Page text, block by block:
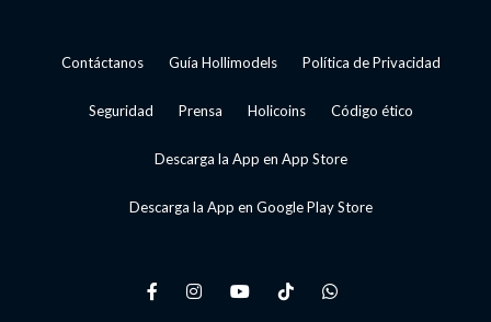
Contáctanos Guía Hollimodels Política de Privacidad
Seguridad Prensa Holicoins Código ético
Descarga la App en App Store
Descarga la App en Google Play Store